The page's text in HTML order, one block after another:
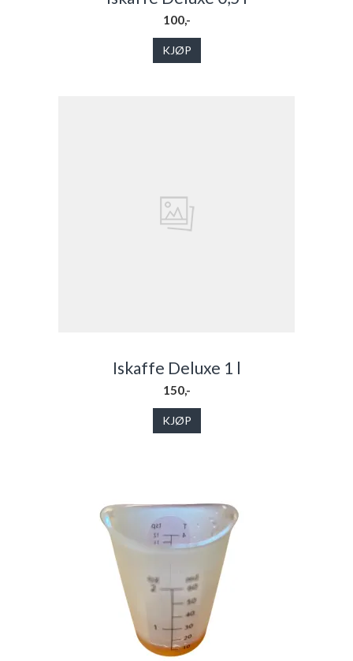
100,-
KJØP
Iskaffe Deluxe 1 l
150,-
KJØP